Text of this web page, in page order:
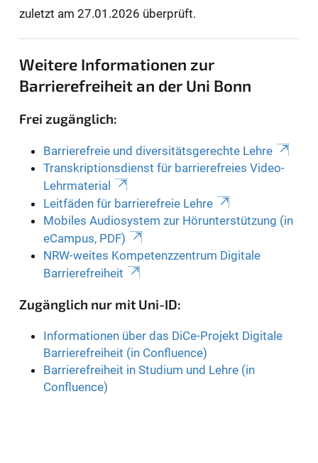
zuletzt am 27.01.2026 überprüft.
Weitere Informationen zur
Barrierefreiheit an der Uni Bonn
Frei zugänglich:
Barrierefreie und diversitätsgerechte Lehre
Transkriptionsdienst für barrierefreies Video-
Lehrmaterial
Leitfäden für barrierefreie Lehre
Mobiles Audiosystem zur Hörunterstützung (in
eCampus, PDF)
NRW-weites Kompetenzzentrum Digitale
Barrierefreiheit
Zugänglich nur mit Uni-ID:
Informationen über das DiCe-Projekt Digitale
Barrierefreiheit (in Confluence)
Barrierefreiheit in Studium und Lehre (in
Confluence)